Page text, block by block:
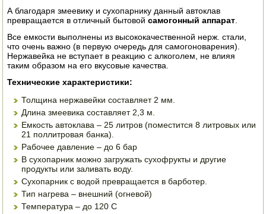
СОКОВЫЖИМАЛКИ
СУШИЛКИ ПРОДУКТОВ
СОКОВАРКИ
ТОВАРЫ ДЛЯ ЗИМЫ
ДЛЯ ФЕРМЕРА
ОБОРУДОВАНИЕ ДЛЯ ПЧЕЛОВОДСТВА
ДОИЛЬНЫЕ АППАРАТЫ
СРЕДСТВА ОТ ВРЕДИТЕЛЕЙ
ПОСУДА ДЛЯ КУХНИ
А благодаря змеевику и сухопарнику данный автоклав
превращается в отличный бытовойсамогонный аппарат.
Все емкости выполнены из высококачественной нерж. стали,
что очень важно (в первую очередь для самогоноварения).
Нержавейка не вступает в реакцию с алкоголем, не влияя
таким образом на его вкусовые качества.
Технические характеристики:
Толщина нержавейки составляет 2 мм.
Длина змеевика составляет 2,3 м.
Емкость автоклава – 25 литров (поместится 8 литровых или
21 поллитровая банка).
Рабочее давление – до 6 бар
В сухопарник можно загружать сухофрукты и другие
продукты или заливать воду.
Сухопарник с водой превращается в барботер.
Тип нагрева – внешний (огневой)
Температура – до 120 С